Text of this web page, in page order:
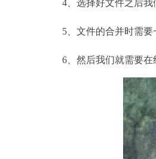
4、选择好文件之后我们
5、文件的合并时需要一
6、然后我们就需要在